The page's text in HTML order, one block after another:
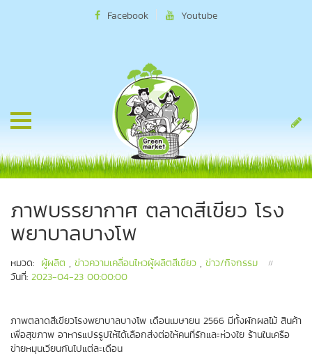
Facebook Youtube
ภาพบรรยากาศ ตลาดสีเขียว โรง
พยาบาลบางโพ
หมวด: ผู้ผลิต , ข่าวความเคลื่อนไหวผู้ผลิตสีเขียว , ข่าว/กิจกรรม
วันที่: 2023-04-23 00:00:00
ภาพตลาดสีเขียวโรงพยาบาลบางโพ เดือนเมษายน 2566 มีทั้งผักผลไม้ สินค้า
เพื่อสุขภาพ อาหารแปรรูปให้ได้เลือกส่งต่อให้คนที่รักและห่วงใย ร้านในเครือ
ข่ายหมุนเวียนกันไปแต่ละเดือน